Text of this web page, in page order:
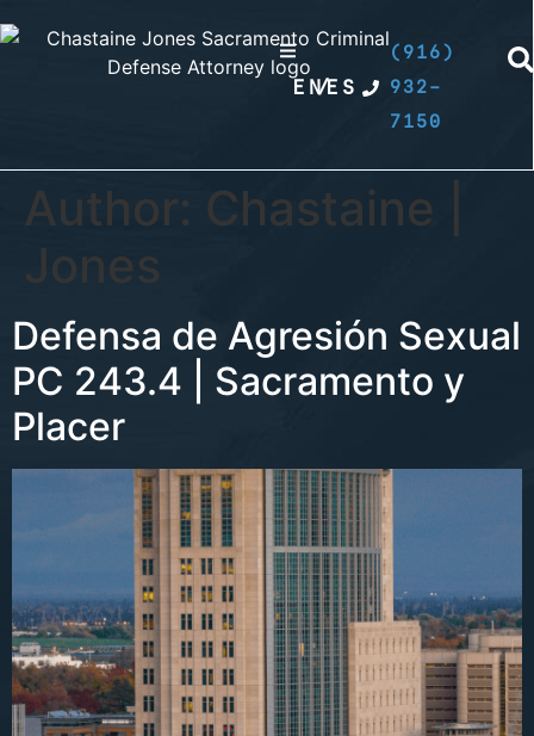
EN
/ES
(916)
932-
7150
Author: Chastaine |
Jones
Defensa de Agresión Sexual
PC 243.4 | Sacramento y
Placer